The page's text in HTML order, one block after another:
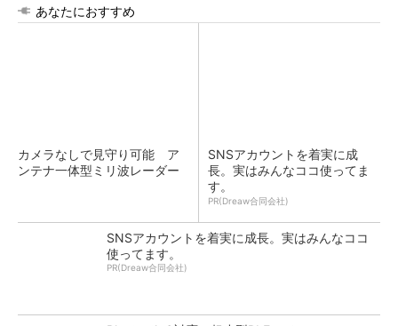
あなたにおすすめ
カメラなしで見守り可能 ア
ンテナ一体型ミリ波レーダー
SNSアカウントを着実に成
長。実はみんなココ使ってま
す。
PR(Dreaw合同会社)
SNSアカウントを着実に成長。実はみんなココ
使ってます。
PR(Dreaw合同会社)